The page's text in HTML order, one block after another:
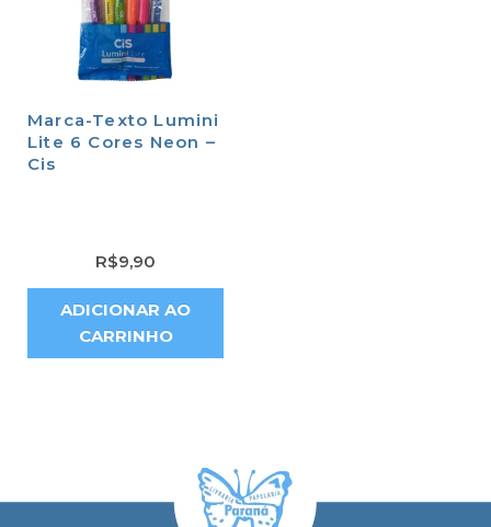
Marca-Texto Lumini
Lite 6 Cores Neon –
Cis
R$9,90
ADICIONAR AO
CARRINHO